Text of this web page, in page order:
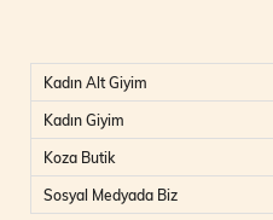
Kadın Alt Giyim
Kadın Giyim
Koza Butik
Sosyal Medyada Biz